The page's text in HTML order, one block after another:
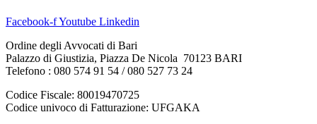
Facebook-fYoutube Linkedin
Ordine degli Avvocati di Bari
Palazzo di Giustizia, Piazza De Nicola 70123 BARI
Telefono : 080 574 91 54 / 080 527 73 24
Codice Fiscale: 80019470725
Codice univoco di Fatturazione: UFGAKA